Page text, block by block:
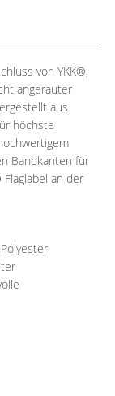
von YKK®,
angerauter
aus
höchste
Bandkanten für
an der